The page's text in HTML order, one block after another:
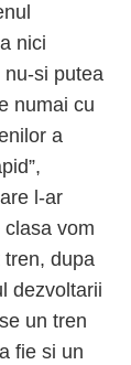
nici
nu-si putea
numai cu
a
l-ar
vom
tren, dupa
dezvoltarii
un tren
fie si un